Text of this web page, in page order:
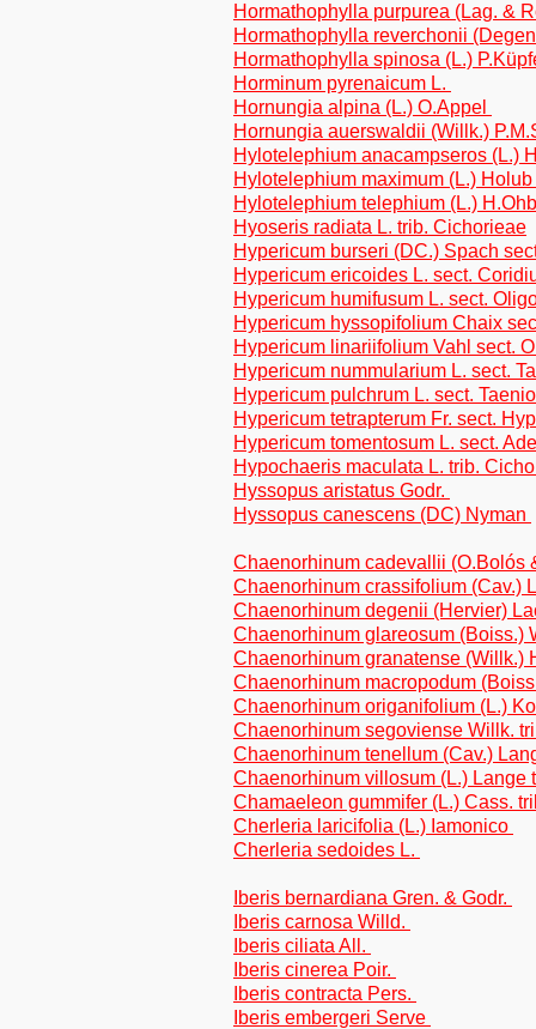
Hormathophylla purpurea (Lag. &
Hormathophylla reverchonii
Hormathophylla spinosa (L.)
Horminum pyrenaicum L.
Hornungia alpina (L.) O.Appel
Hornungia auerswaldii (Willk.)
Hylotelephium anacampseros (L.)
Hylotelephium maximum (L.) Holub
Hylotelephium telephium (L.)
Hyoseris radiata L. trib. Cichorieae
Hypericum burseri (DC.) Spach
Hypericum ericoides L. sect.
Hypericum humifusum L. sect.
Hypericum hyssopifolium Chaix
Hypericum linariifolium Vahl sect.
Hypericum nummularium L. sect.
Hypericum pulchrum L. sect.
Hypericum tetrapterum Fr. sect.
Hypericum tomentosum L. sect.
Hypochaeris maculata L. trib.
Hyssopus aristatus Godr.
Hyssopus canescens (DC) Nyman
Chaenorhinum cadevallii (O.Bolós
Chaenorhinum crassifolium (Cav.)
Chaenorhinum degenii (Hervier)
Chaenorhinum glareosum (Boiss.)
Chaenorhinum granatense (Willk.)
Chaenorhinum macropodum
Chaenorhinum origanifolium (L.)
Chaenorhinum segoviense Willk.
Chaenorhinum tenellum (Cav.)
Chaenorhinum villosum (L.) Lange
Chamaeleon gummifer (L.) Cass.
Cherleria laricifolia (L.) Iamonico
Cherleria sedoides L.
Iberis bernardiana Gren. & Godr.
Iberis carnosa Willd.
Iberis ciliata All.
Iberis cinerea Poir.
Iberis contracta Pers.
Iberis embergeri Serve